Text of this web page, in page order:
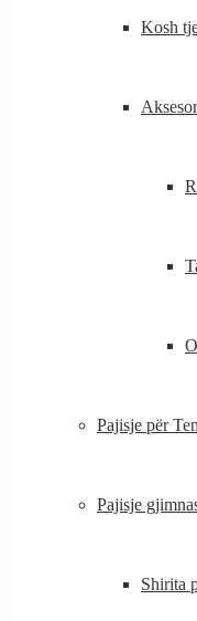
Kosh
Pajisje për
Pajisje
Shirita